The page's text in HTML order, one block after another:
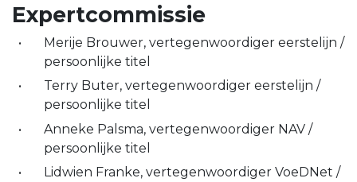
Expertcommissie
Merije Brouwer, vertegenwoordiger eerstelijn /
persoonlijke titel
Terry Buter, vertegenwoordiger eerstelijn /
persoonlijke titel
Anneke Palsma, vertegenwoordiger NAV /
persoonlijke titel
Lidwien Franke, vertegenwoordiger VoeDNet /